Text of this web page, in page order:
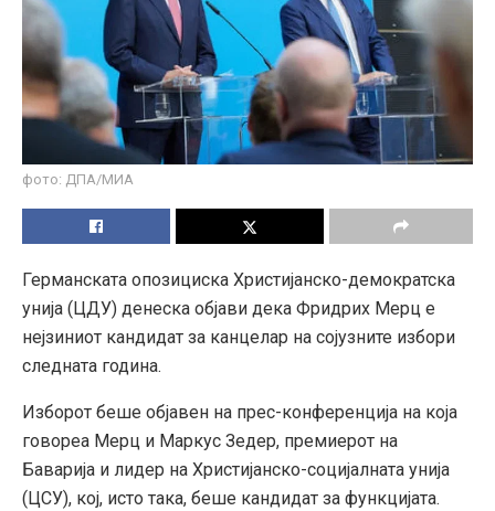
фото: ДПА/МИА
Германската опозициска Христијанско-демократска
унија (ЦДУ) денеска објави дека Фридрих Мерц е
нејзиниот кандидат за канцелар на сојузните избори
следната година.
Изборот беше објавен на прес-конференција на која
говореа Мерц и Маркус Зедер, премиерот на
Баварија и лидер на Христијанско-социјалната унија
(ЦСУ), кој, исто така, беше кандидат за функцијата.